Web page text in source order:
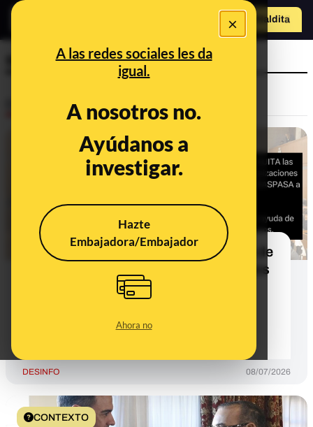
×
A las redes sociales les da
igual.
A nosotros no.
Ayúdanos a
investigar.
Hazte
Embajadora/Embajador
Ahora no
Hazte Maldito
subvenciones
CONTEXTO
Qué sabemos sobre si el Gobierno de
Aragón va a traspasar a los enfermos
de ELA el dinero destinado a
subvenciones a sindicatos y
organizaciones que ayudan a
DESINFO 08/07/2026
CONTEXTO